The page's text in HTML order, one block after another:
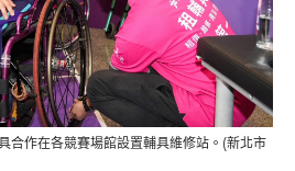
具合作在各競賽場館設置輔具維修站。(新北市